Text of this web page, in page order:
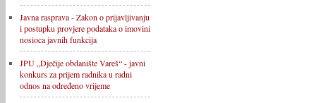
Javna rasprava - Zakon o prijavljivanju
i postupku provjere podataka o imovini
nosioca javnih funkcija
JPU „Dječije obdanište Vareš“ - javni
konkurs za prijem radnika u radni
odnos na određeno vrijeme